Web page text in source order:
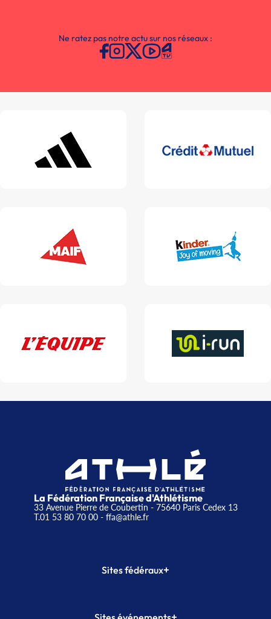
Ne ratez pas notre actu sur nos réseaux :
La Fédération Française d'Athlétisme
33 Avenue Pierre de Coubertin - 75640 Paris Cedex 13
T.01 53 80 70 00- ffa@athle.fr
Sites fédéraux+